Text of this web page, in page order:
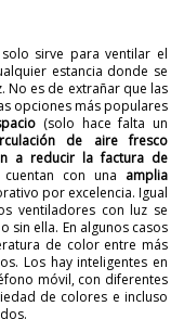
sirve para ventilar el
estancia donde se
No es de extrañar que las
opciones más populares
(solo hace falta un
de aire fresco
a reducir la factura de
con una amplia
por excelencia. Igual
ventiladores con luz se
sin ella. En algunos casos
de color entre más
Los hay inteligentes en
móvil, con diferentes
de colores e incluso